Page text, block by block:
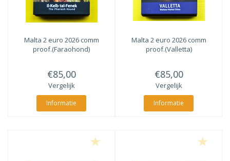
Malta 2 euro 2026 comm
proof.(Faraohond)
€85,00
Vergelijk
Informatie
Malta 2 euro 2026 comm
proof.(Valletta)
€85,00
Vergelijk
Informatie